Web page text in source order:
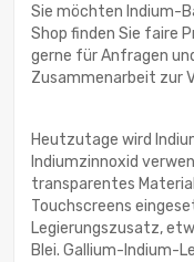
Sie möchten Indium-
Shop finden Sie faire
gerne für Anfragen
Zusammenarbeit zur
Heutzutage wird
Indiumzinnoxid
transparentes
Touchscreens
Legierungszusatz,
Blei. Gallium-Indium-